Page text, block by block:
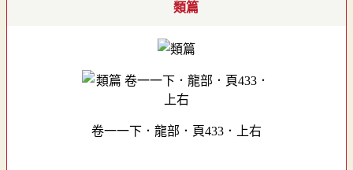
類篇
卷一一下．龍部．頁433．上右